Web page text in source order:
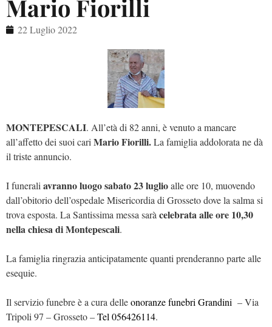
Mario Fiorilli
22 Luglio 2022
MONTEPESCALI. All’età di 82 anni, è venuto a mancare
all’affetto dei suoi cariMario Fiorilli.La famiglia addolorata ne dà
il triste annuncio.
I funeraliavranno luogo sabato 23 luglioalle ore 10, muovendo
dall’obitorio dell’ospedale Misericordia di Grosseto dove la salma si
trova esposta. La Santissima messa saràcelebrata alle ore 10,30
nella chiesa di Montepescali.
La famiglia ringrazia anticipatamente quanti prenderanno parte alle
esequie.
Il servizio funebre è a cura delleonoranze funebri Grandini – Via
Tripoli 97 – Grosseto –Tel 056426114.